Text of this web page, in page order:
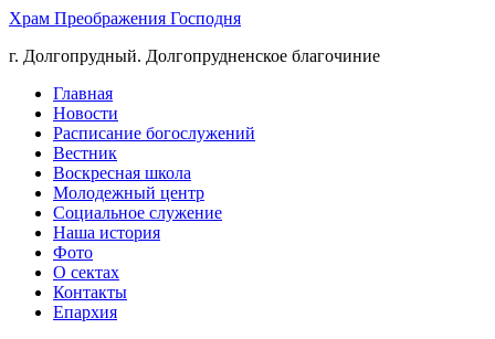
Храм Преображения Господня
г. Долгопрудный. Долгопрудненское благочиние
Главная
Новости
Расписание богослужений
Вестник
Воскресная школа
Молодежный центр
Социальное служение
Наша история
Фото
О сектах
Контакты
Епархия